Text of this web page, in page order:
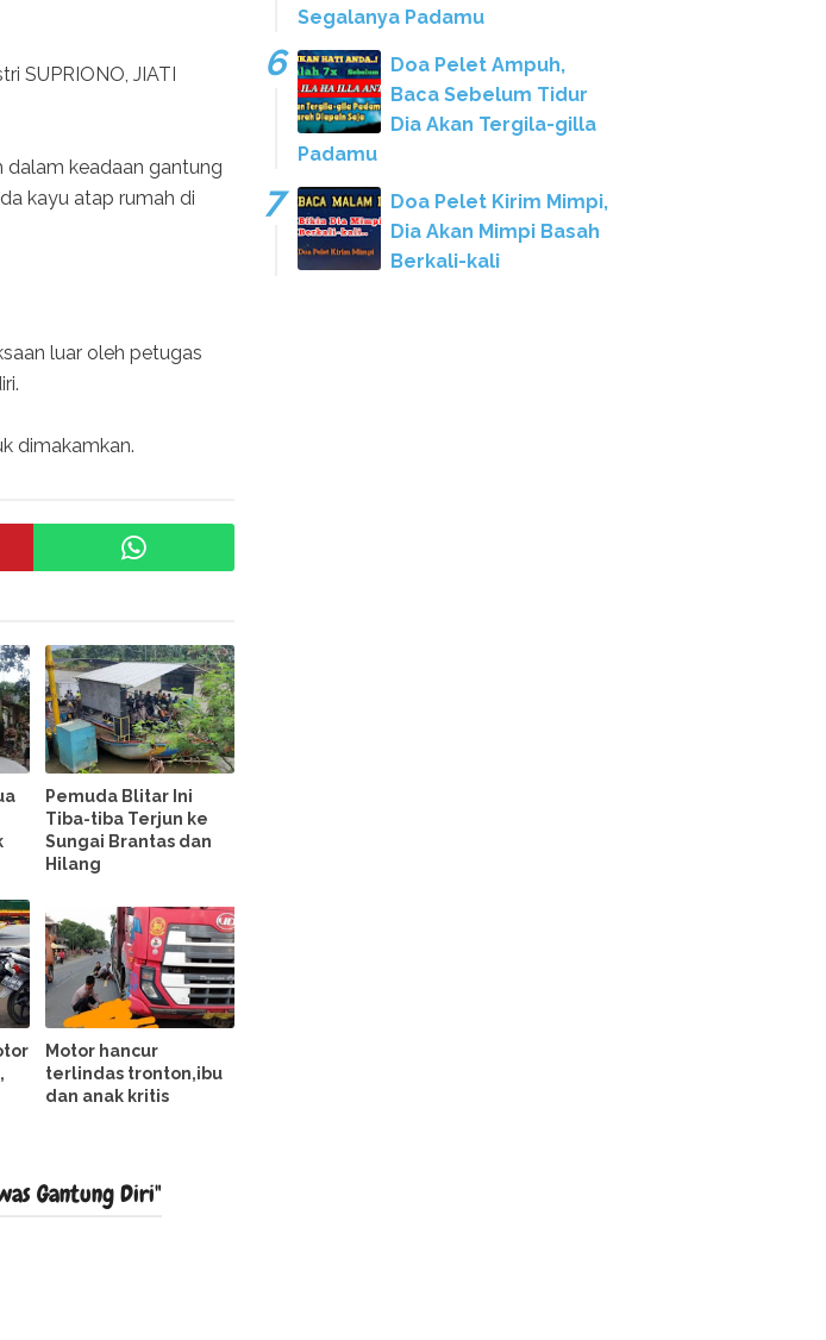
SUPRIONO, JIATI
dalam keadaan gantung
kayu atap rumah di
luar oleh petugas
dimakamkan.
Pemuda Blitar Ini
Tiba-tiba Terjun ke
Sungai Brantas dan
Hilang
Motor hancur
terlindas tronton,ibu
dan anak kritis
Gantung Diri"
Segalanya Padamu
Doa Pelet Ampuh,
Baca Sebelum Tidur
Dia Akan Tergila-gilla
Padamu
Doa Pelet Kirim Mimpi,
Dia Akan Mimpi Basah
Berkali-kali